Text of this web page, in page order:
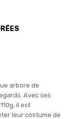
arbore de
Avec ses
il est
leur costume de